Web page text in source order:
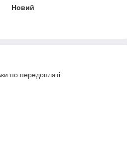
Новий
по передоплаті.